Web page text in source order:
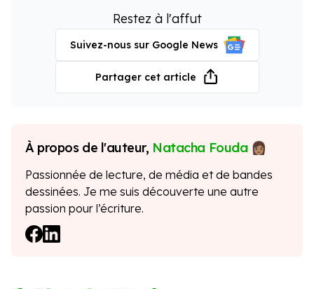
Restez à l'affut
Suivez-nous sur Google News
Partager cet article
À propos de l'auteur, Natacha Fouda
Passionnée de lecture, de média et de bandes
dessinées. Je me suis découverte une autre
passion pour l’écriture.